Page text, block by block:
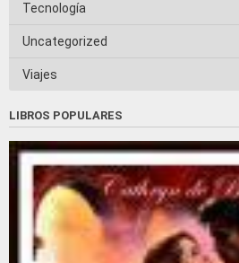
Tecnología
Uncategorized
Viajes
LIBROS POPULARES